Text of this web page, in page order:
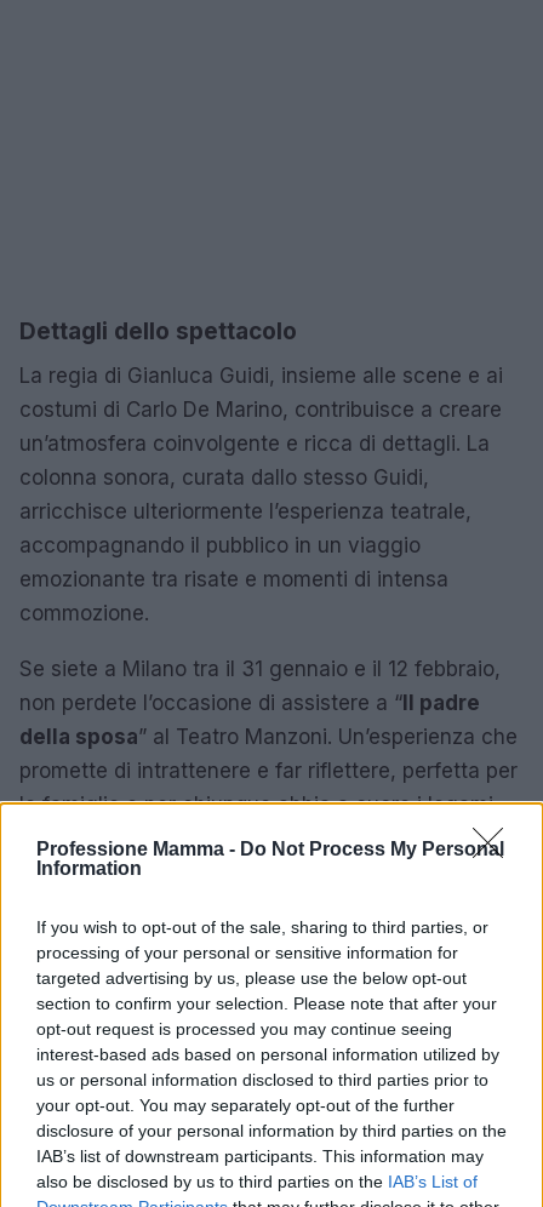
Professione Mamma - Do Not Process My Personal
Information
If you wish to opt-out of the sale, sharing to third parties, or
processing of your personal or sensitive information for
targeted advertising by us, please use the below opt-out
section to confirm your selection. Please note that after your
opt-out request is processed you may continue seeing
interest-based ads based on personal information utilized by
us or personal information disclosed to third parties prior to
your opt-out. You may separately opt-out of the further
disclosure of your personal information by third parties on the
IAB’s list of downstream participants. This information may
also be disclosed by us to third parties on the IAB’s List of
Dettagli dello spettacolo
La regia di Gianluca Guidi, insieme alle scene e ai
costumi di Carlo De Marino, contribuisce a creare
un’atmosfera coinvolgente e ricca di dettagli. La
colonna sonora, curata dallo stesso Guidi,
arricchisce ulteriormente l’esperienza teatrale,
accompagnando il pubblico in un viaggio
emozionante tra risate e momenti di intensa
commozione.
Se siete a Milano tra il 31 gennaio e il 12 febbraio,
non perdete l’occasione di assistere a “Il padre
della sposa” al Teatro Manzoni. Un’esperienza che
promette di intrattenere e far riflettere, perfetta per
le famiglie e per chiunque abbia a cuore i legami
familiari.
AUTORE
AiAdhubMedia